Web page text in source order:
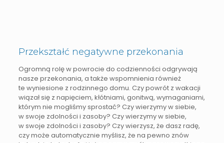
Przekształć negatywne przekonania
Ogromną rolę w powrocie do codzienności odgrywają
nasze przekonania, a także wspomnienia również
te wyniesione z rodzinnego domu. Czy powrót z wakacji
wiązał się z napięciem, kłótniami, gonitwą, wymaganiami,
którym nie mogliśmy sprostać? Czy wierzymy w siebie,
w swoje zdolności i zasoby? Czy wierzymy w siebie,
w swoje zdolności i zasoby? Czy wierzysz, że dasz radę,
czy może automatycznie myślisz, że na pewno znów